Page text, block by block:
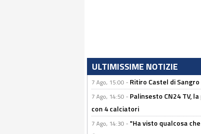
ULTIMISSIME NOTIZIE
7 Ago, 15:00 - Ritiro Castel di
7 Ago, 14:50 - Palinsesto CN24 TV,
con 4 calciatori
7 Ago, 14:30 - "Ha visto qualcosa